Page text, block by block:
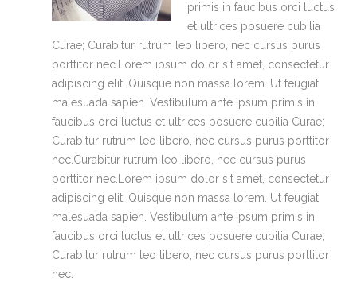
primis in faucibus orci luctus
et ultrices posuere cubilia
Curae; Curabitur rutrum leo libero, nec cursus purus
porttitor nec.Lorem ipsum dolor sit amet, consectetur
adipiscing elit. Quisque non massa lorem. Ut feugiat
malesuada sapien. Vestibulum ante ipsum primis in
faucibus orci luctus et ultrices posuere cubilia Curae;
Curabitur rutrum leo libero, nec cursus purus porttitor
nec.Curabitur rutrum leo libero, nec cursus purus
porttitor nec.Lorem ipsum dolor sit amet, consectetur
adipiscing elit. Quisque non massa lorem. Ut feugiat
malesuada sapien. Vestibulum ante ipsum primis in
faucibus orci luctus et ultrices posuere cubilia Curae;
Curabitur rutrum leo libero, nec cursus purus porttitor
nec.